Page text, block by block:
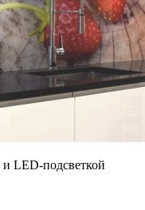
LED-подсветкой